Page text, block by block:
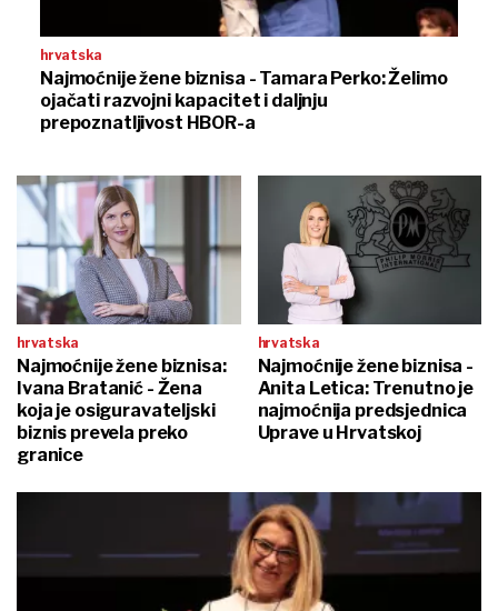
hrvatska
Najmoćnije žene biznisa - Tamara Perko: Želimo
ojačati razvojni kapacitet i daljnju
prepoznatljivost HBOR-a
hrvatska
Najmoćnije žene biznisa:
Ivana Bratanić - Žena
koja je osiguravateljski
biznis prevela preko
granice
hrvatska
Najmoćnije žene biznisa -
Anita Letica: Trenutno je
najmoćnija predsjednica
Uprave u Hrvatskoj